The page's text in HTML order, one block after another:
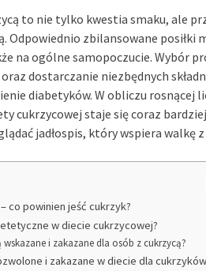
to nie tylko kwestia smaku, ale
Odpowiednio zbilansowane posiłki
na ogólne samopoczucie. Wybór
dostarczanie niezbędnych
diabetyków. W obliczu rosnącej
cukrzycowej staje się coraz
jadłospis, który wspiera walkę
co powinien jeść cukrzyk?
w diecie cukrzycowej?
i zakazane dla osób z cukrzycą?
i zakazane w diecie dla